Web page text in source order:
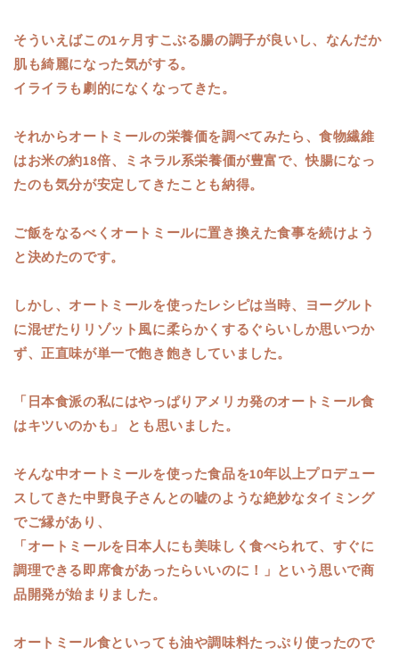
そういえばこの1ヶ月すこぶる腸の調子が良いし、なんだか
肌も綺麗になった気がする。
イライラも劇的になくなってきた。
それからオートミールの栄養価を調べてみたら、食物繊維
はお米の約18倍、ミネラル系栄養価が豊富で、快腸になっ
たのも気分が安定してきたことも納得。
ご飯をなるべくオートミールに置き換えた食事を続けよう
と決めたのです。
しかし、オートミールを使ったレシピは当時、ヨーグルト
に混ぜたりリゾット風に柔らかくするぐらいしか思いつか
ず、正直味が単一で飽き飽きしていました。
「日本食派の私にはやっぱりアメリカ発のオートミール食
はキツいのかも」 とも思いました。
そんな中オートミールを使った食品を10年以上プロデュー
スしてきた中野良子さんとの嘘のような絶妙なタイミング
でご縁があり、
「オートミールを日本人にも美味しく食べられて、すぐに
調理できる即席食があったらいいのに！」という思いで商
品開発が始まりました。
オートミール食といっても油や調味料たっぷり使ったので